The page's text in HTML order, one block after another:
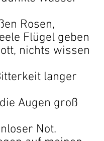
Rosen,
Flügel geben
nichts wissen
langer
Augen groß
Not.